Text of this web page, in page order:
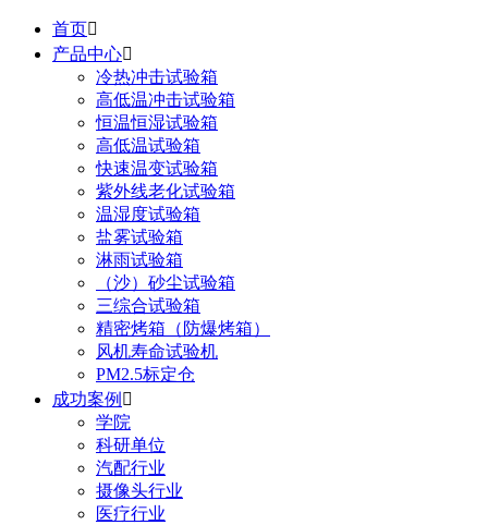
首页
产品中心
冷热冲击试验箱
高低温冲击试验箱
恒温恒湿试验箱
高低温试验箱
快速温变试验箱
紫外线老化试验箱
温湿度试验箱
盐雾试验箱
淋雨试验箱
（沙）砂尘试验箱
三综合试验箱
精密烤箱（防爆烤箱）
风机寿命试验机
PM2.5标定仓
成功案例 
学院
科研单位
汽配行业
摄像头行业
医疗行业